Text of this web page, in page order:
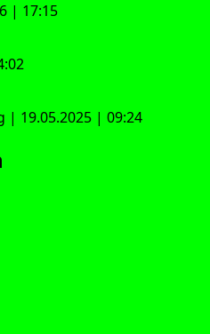
| 17:15
| 19.05.2025 | 09:24